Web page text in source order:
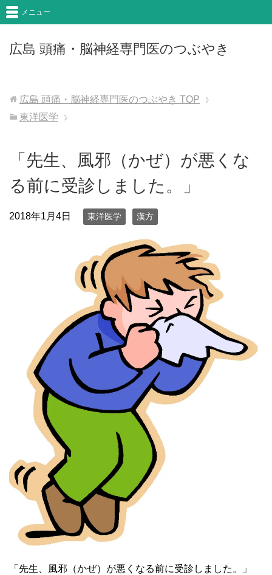
広島 頭痛・脳神経専門医のつぶやき
メニュー
広島 頭痛・脳神経専門医のつぶやき TOP
東洋医学
「先生、風邪（かぜ）が悪くな
る前に受診しました。」
2018年1月4日 東洋医学 漢方
「先生、風邪（かぜ）が悪くなる前に受診しました。」